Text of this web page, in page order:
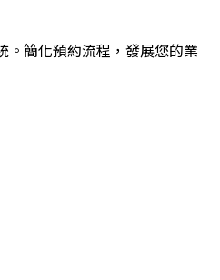
。簡化預約流程，發展您的業